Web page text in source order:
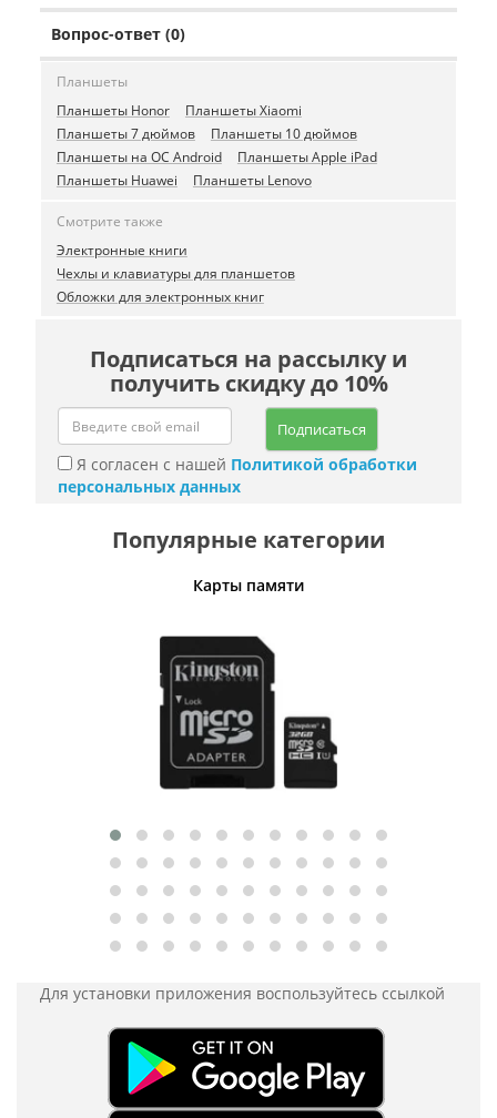
Вопрос-ответ (0)
Планшеты
Планшеты Honor
Планшеты Xiaomi
Планшеты 7 дюймов
Планшеты 10 дюймов
Планшеты на ОС Android
Планшеты Apple iPad
Планшеты Huawei
Планшеты Lenovo
Смотрите также
Электронные книги
Чехлы и клавиатуры для планшетов
Обложки для электронных книг
Подписаться на рассылку и
получить скидку до 10%
Подписаться
Я согласен с нашей Политикой обработки
персональных данных
Популярные категории
Карты памяти
Для установки приложения воспользуйтесь ссылкой